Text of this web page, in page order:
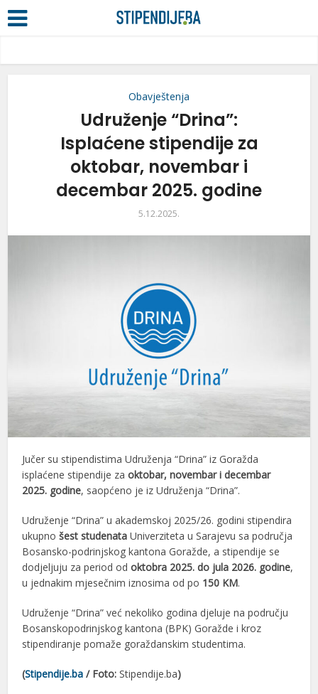
Obavještenja
Udruženje “Drina”:
Isplaćene stipendije za
oktobar, novembar i
decembar 2025. godine
5.12.2025.
Jučer su stipendistima Udruženja “Drina” iz Goražda
isplaćene stipendije zaoktobar, novembar i decembar
2025. godine, saopćeno je iz Udruženja “Drina”.
Udruženje “Drina” u akademskoj 2025/26. godini stipendira
ukupnošest studenata Univerziteta u Sarajevu sa područja
Bosansko-podrinjskog kantona Goražde, a stipendije se
dodjeljuju za period odoktobra 2025. do jula 2026. godine,
u jednakim mjesečnim iznosima od po 150 KM.
Udruženje “Drina” već nekoliko godina djeluje na području
Bosanskopodrinjskog kantona (BPK) Goražde i kroz
stipendiranje pomaže goraždanskim studentima.
(Stipendije.ba / Foto:Stipendije.ba)